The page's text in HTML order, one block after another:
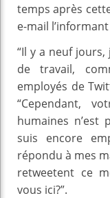
temps après
e-mail
“Il y a neuf jours,
de travail,
employés de
“Cependant,
humaines
suis encore
répondu à mes
retweetent ce
vous ici?”.